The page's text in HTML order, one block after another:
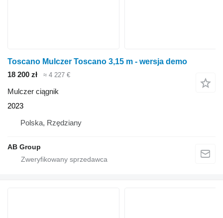
Toscano Mulczer Toscano 3,15 m - wersja demo
18 200 zł
≈ 4 227 €
Mulczer ciągnik
2023
Polska, Rzędziany
AB Group